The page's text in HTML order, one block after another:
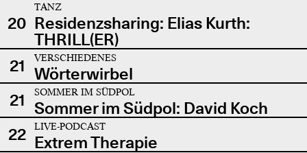
20
TANZ
Residenzsharing: Elias Kurth:
THRILL(ER)
21
VERSCHIEDENES
Wörterwirbel
21
SOMMER IM SÜDPOL
Sommer im Südpol: David Koch
22
LIVE-PODCAST
Extrem Therapie